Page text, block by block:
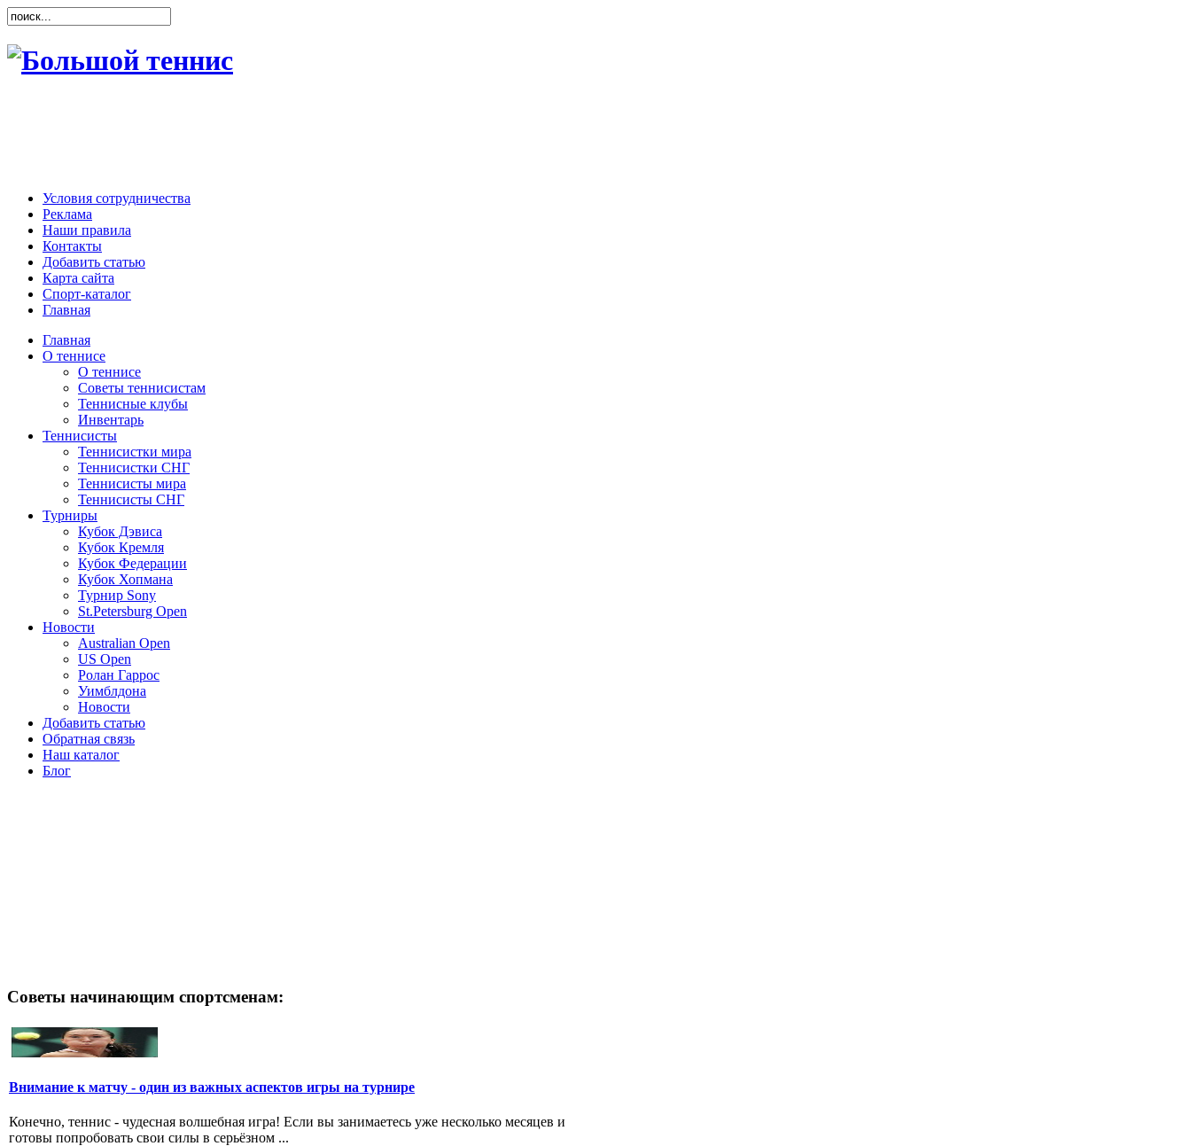
Условия сотрудничества
Реклама
Наши правила
Контакты
Добавить статью
Карта сайта
Спорт-каталог
Главная
Главная
О теннисе
О теннисе
Советы теннисистам
Теннисные клубы
Инвентарь
Теннисисты
Теннисистки мира
Теннисистки СНГ
Теннисисты мира
Теннисисты СНГ
Турниры
Кубок Дэвиса
Кубок Кремля
Кубок Федерации
Кубок Хопмана
Турнир Sony
St.Petersburg Open
Новости
Australian Open
US Open
Ролан Гаррос
Уимблдона
Новости
Добавить статью
Обратная связь
Наш каталог
Блог
Советы начинающим спортсменам:
Внимание к матчу - один из важных аспектов игры на турнире
Конечно, теннис - чудесная волшебная игра! Если вы занимаетесь уже несколько месяцев и
готовы попробовать свои силы в серьёзном ...